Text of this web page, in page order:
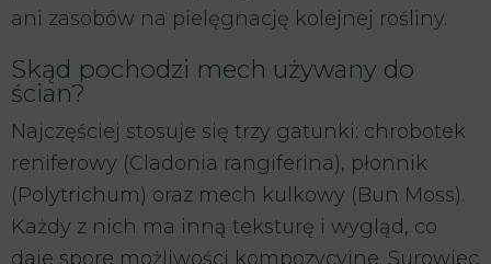
ani zasobów na pielęgnację kolejnej rośliny.
Skąd pochodzi mech używany do
ścian?
Najczęściej stosuje się trzy gatunki: chrobotek
reniferowy (Cladonia rangiferina), płonnik
(Polytrichum) oraz mech kulkowy (Bun Moss).
Każdy z nich ma inną teksturę i wygląd, co
daje spore możliwości kompozycyjne. Surowiec